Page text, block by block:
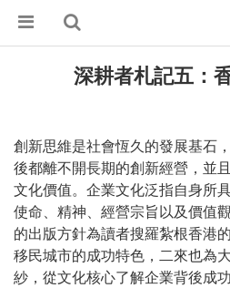
深耕者札記五：
創新思維是社會恆久的發展基石
後都離不開長期的創新經營，並
文化價值。企業文化泛指自身所
使命、精神、經營宗旨以及價值
的出版方針為讀者搜羅紮根香港
移民城市的成功特色，二來也為
紗，從文化核心了解企業背後成功